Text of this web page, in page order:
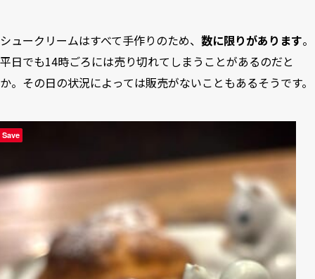
シュークリームはすべて手作りのため、 数に限りがあります。
平日でも14時ごろには売り切れてしまうことがあるのだと
か。その日の状況によっては販売がないこともあるそうです。
Save